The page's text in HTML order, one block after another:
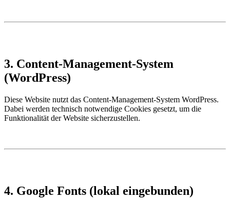
3. Content-Management-System
(WordPress)
Diese Website nutzt das Content-Management-System WordPress.
Dabei werden technisch notwendige Cookies gesetzt, um die
Funktionalität der Website sicherzustellen.
4. Google Fonts (lokal eingebunden)